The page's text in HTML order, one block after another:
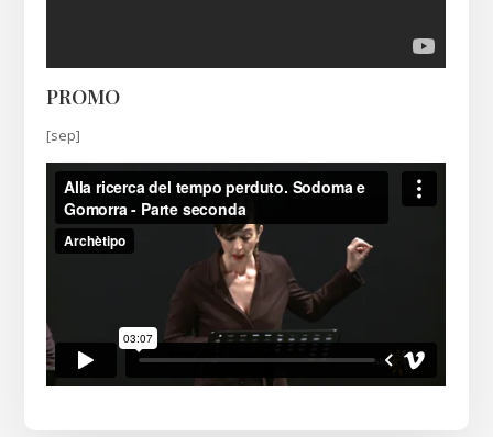
PROMO
[sep]